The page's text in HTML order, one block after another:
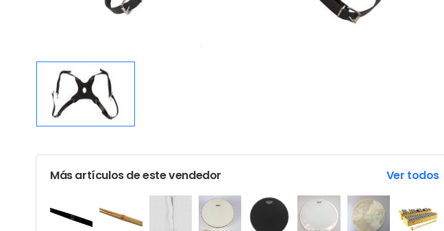
Más artículos de este vendedor Ver todos